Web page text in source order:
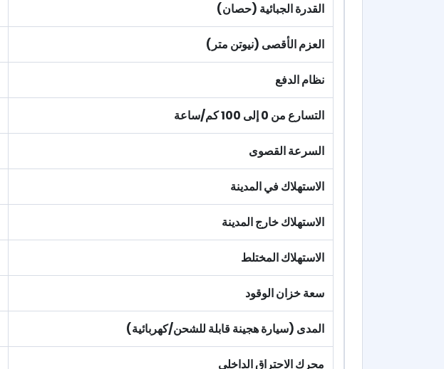
القدرة الجبائية (حصان)
العزم الأقصى (نيوتن متر)
نظام الدفع
التسارع من 0 إلى 100 كم/ساعة
السرعة القصوى
الاستهلاك في المدينة
الاستهلاك خارج المدينة
الاستهلاك المختلط
سعة خزان الوقود
المدى (سيارة هجينة قابلة للشحن/كهربائية)
محرك الاحتراق الداخلي